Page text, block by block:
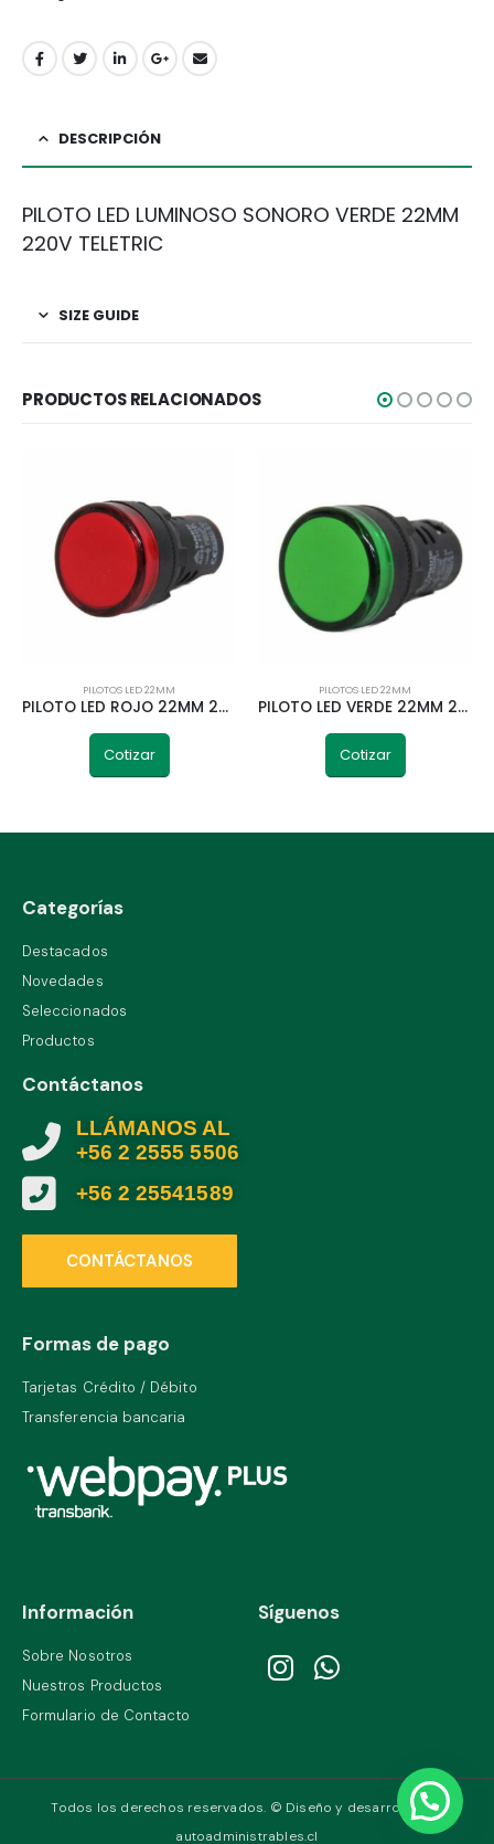
DESCRIPCIÓN
PILOTO LED LUMINOSO SONORO VERDE 22MM
220V TELETRIC
SIZE GUIDE
PRODUCTOS RELACIONADOS
PILOTOS LED 22MM
PILOTO LED ROJO 22MM 220V TELETRIC
Cotizar
PILOTOS LED 22MM
PILOTO LED VERDE 22MM 24V TELETRIC
Cotizar
Categorías
Destacados
Novedades
Seleccionados
Productos
Contáctanos
LLÁMANOS AL
+56 2 2555 5506
+56 2 25541589
CONTÁCTANOS
Formas de pago
Tarjetas Crédito / Débito
Transferencia bancaria
Información
Sobre Nosotros
Nuestros Productos
Formulario de Contacto
Síguenos
Todos los derechos reservados. © Diseño y desarrollo por
autoadministrables.cl